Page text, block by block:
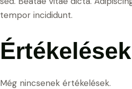
tempor incididunt.
Értékelések
Még nincsenek értékelések.